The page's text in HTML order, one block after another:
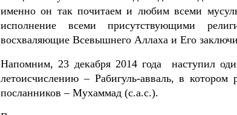
именно он так почитаем и любим всеми
исполнение всеми присутствующими
восхваляющие Всевышнего Аллаха и Его
Напомним, 23 декабря 2014 года наступил
летоисчислению – Рабигуль-авваль, в
посланников – Мухаммад (с.а.с.).